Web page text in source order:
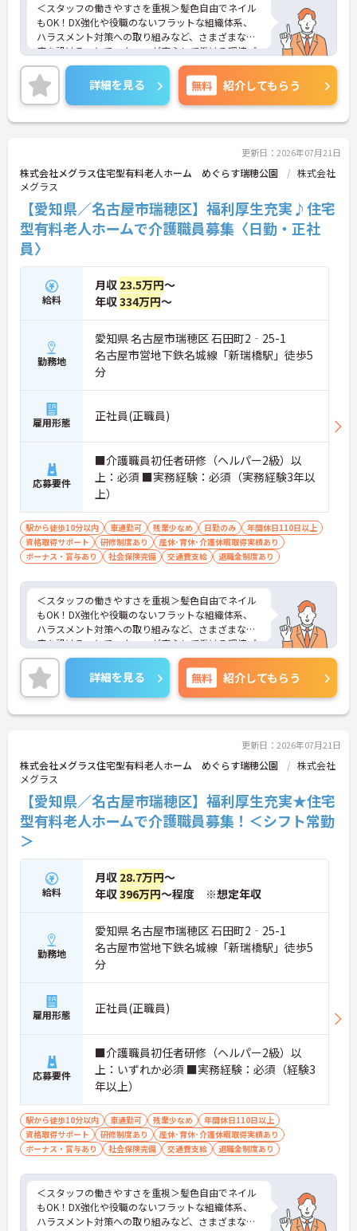
＜スタッフの働きやすさを重視＞髪色自由でネイル
もOK！DX強化や役職のないフラットな組織体系、
ハラスメント対策への取り組みなど、さまざまな制
度を設けることでスタッフが安心して働ける環境づ
くりに取り組まれています。
＜ライフスタイルに合わせた勤務形態＞夜勤ありの
シフト常勤、日勤専従、夜勤専従といったさまざま
な働き方が設定されている法人です。
＜チームで連携しながらのお仕事＞一人ひとりが主
野は互いで補い合うなど、チームとしてしっかりと
連携を取りながら日々の業務に努められています。
ご興味のある方には、面接対策ポイント等、さらに
詳細をお話ししますのでお気軽にご相談ください！
詳細を見る 無料 紹介してもらう
更新日：2026年07月21日
株式会社メグラス住宅型有料老人ホーム めぐらす瑞穂公園
株式会社
メグラス
【愛知県／名古屋市瑞穂区】福利厚生充実♪住宅
型有料老人ホームで介護職員募集〈日勤・正社
員〉
給料
月収 23.5万円～
年収334万円～
勤務地
愛知県 名古屋市瑞穂区 石田町2‐25-1
名古屋市営地下鉄名城線「新瑞橋駅」徒歩5
分
雇用形態 正社員(正職員)
応募要件
■介護職員初任者研修（ヘルパー2級）以
上：必須 ■実務経験：必須（実務経験3年以
上）
駅から徒歩10分以内 車通勤可 残業少なめ 日勤のみ
年間休日110日以上
資格取得サポート
研修制度あり
産休･育休･介護休暇取得実績あり
ボーナス・賞与あり
社会保険完備 交通費支給 退職金制度あり
＜スタッフの働きやすさを重視＞髪色自由でネイル
もOK！DX強化や役職のないフラットな組織体系、
ハラスメント対策への取り組みなど、さまざまな制
度を設けることでスタッフが安心して働ける環境づ
くりに取り組まれています。
＜ライフスタイルに合わせた勤務形態＞夜勤ありの
シフト常勤、日勤専従、夜勤専従といったさまざま
な働き方が設定されている法人です。
＜チームで連携しながらのお仕事＞一人ひとりが主
野は互いで補い合うなど、チームとしてしっかりと
連携を取りながら日々の業務に努められています。
ご興味のある方には、面接対策ポイント等、さらに
詳細をお話ししますのでお気軽にご相談ください！
詳細を見る 無料 紹介してもらう
更新日：2026年07月21日
株式会社メグラス住宅型有料老人ホーム めぐらす瑞穂公園
株式会社
メグラス
【愛知県／名古屋市瑞穂区】福利厚生充実★住宅
型有料老人ホームで介護職員募集！＜シフト常勤
＞
給料
月収 28.7万円～
年収396万円～程度 ※想定年収
勤務地
愛知県 名古屋市瑞穂区 石田町2‐25-1
名古屋市営地下鉄名城線「新瑞橋駅」徒歩5
分
雇用形態 正社員(正職員)
応募要件
■介護職員初任者研修（ヘルパー2級）以
上：いずれか必須 ■実務経験：必須（経験3
年以上）
駅から徒歩10分以内 車通勤可 残業少なめ
年間休日110日以上
資格取得サポート
研修制度あり
産休･育休･介護休暇取得実績あり
ボーナス・賞与あり
社会保険完備 交通費支給 退職金制度あり
＜スタッフの働きやすさを重視＞髪色自由でネイル
もOK！DX強化や役職のないフラットな組織体系、
ハラスメント対策への取り組みなど、さまざまな制